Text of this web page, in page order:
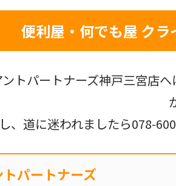
便利屋・何でも屋 ク
トパートナーズ神戸三宮店
、道に迷われましたら078-
パートナーズ